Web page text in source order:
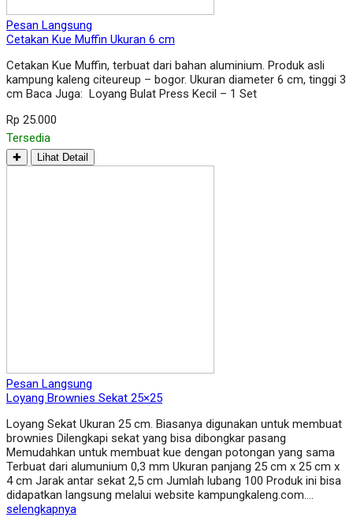
Pesan Langsung
Cetakan Kue Muffin Ukuran 6 cm
Cetakan Kue Muffin, terbuat dari bahan aluminium. Produk asli
kampung kaleng citeureup – bogor. Ukuran diameter 6 cm, tinggi 3
cm Baca Juga: Loyang Bulat Press Kecil – 1 Set
Rp 25.000
Tersedia
✚ Lihat Detail
Pesan Langsung
Loyang Brownies Sekat 25×25
Loyang Sekat Ukuran 25 cm. Biasanya digunakan untuk membuat
brownies Dilengkapi sekat yang bisa dibongkar pasang
Memudahkan untuk membuat kue dengan potongan yang sama
Terbuat dari alumunium 0,3 mm Ukuran panjang 25 cm x 25 cm x
4 cm Jarak antar sekat 2,5 cm Jumlah lubang 100 Produk ini bisa
didapatkan langsung melalui website kampungkaleng.com….
selengkapnya